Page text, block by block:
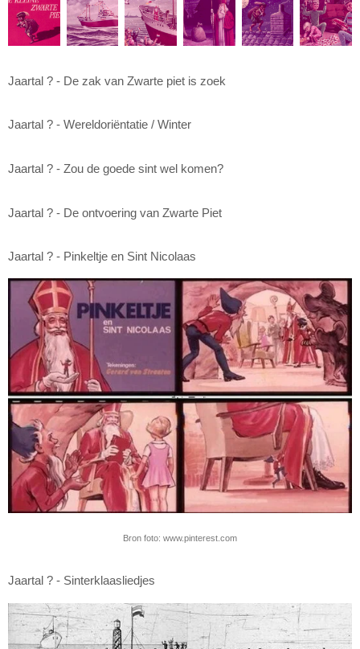
Jaartal ? - De zak van Zwarte piet is zoek
Jaartal ? - Wereldoriëntatie / Winter
Jaartal ? - Zou de goede sint wel komen?
Jaartal ? - De ontvoering van Zwarte Piet
Jaartal ? - Pinkeltje en Sint Nicolaas
Bron foto: www.pinterest.com
Jaartal ? - Sinterklaasliedjes